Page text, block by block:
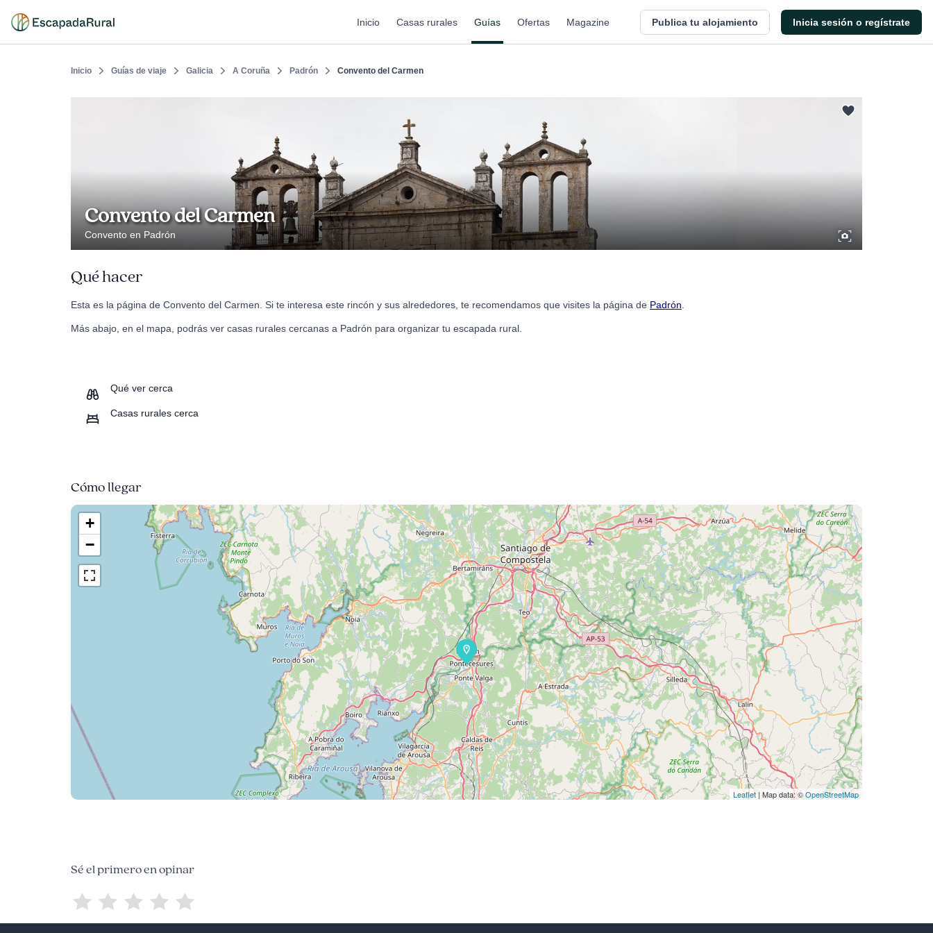
Inicio Casas rurales Guías Ofertas Magazine Publica tu alojamiento Inicia sesión o regístrate
Inicio Guías de viaje Galicia A Coruña Padrón Convento del Carmen
Convento del Carmen
Convento en Padrón
Qué hacer
Esta es la página de Convento del Carmen. Si te interesa este rincón y sus alrededores, te recomendamos que visites la página de Padrón
Más abajo, en el mapa, podrás ver casas rurales cercanas a Padrón para organizar tu escapada rural.
Qué ver cerca
Casas rurales cerca
Cómo llegar
+
−
Leaflet | Map data: ©OpenStreetMap
Sé el primero en opinar